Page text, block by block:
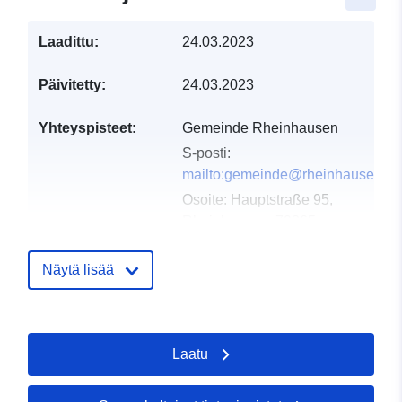
Laadittu: 24.03.2023
Päivitetty: 24.03.2023
Yhteyspisteet:
Gemeinde Rheinhausen
S-posti:
mailto:gemeinde@rheinhausen.de
Osoite: Hauptstraße 95,
Luetteloluetteloa
Lisätty dataan.europa.eu: 19
January 2026
Päivitetty data.europa.eu: 04
Näytä lisää
Laatu